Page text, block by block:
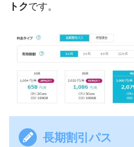
トクです。
長期割引パス